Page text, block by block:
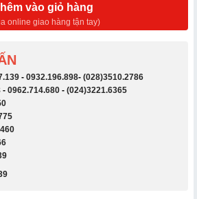
vào giỏ hàng
online giao hàng tận tay)
- 0932.196.898- (028)3510.2786
- 0962.714.680 - (024)3221.6365